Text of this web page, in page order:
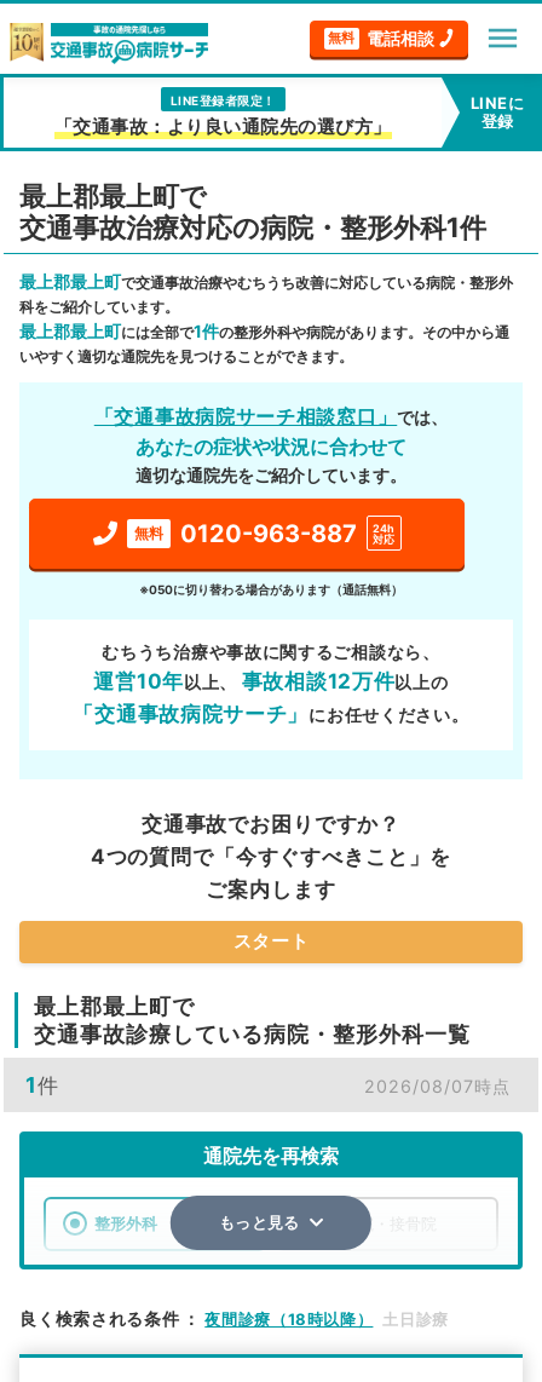
無料 電話相談 menu
LINE登録者限定！
「交通事故：より良い通院先の選び方」
LINEに
登録
最上郡最上町で
交通事故治療対応の病院・整形外科1件
最上郡最上町で交通事故治療やむちうち改善に対応している病院・整形外
科をご紹介しています。
最上郡最上町には全部で1件の整形外科や病院があります。その中から通
いやすく適切な通院先を見つけることができます。
「交通事故病院サーチ相談窓口」では、
あなたの症状や状況に合わせて
適切な通院先をご紹介しています。
無料 0120-963-887
24h
対応
※050に切り替わる場合があります（通話無料）
むちうち治療や事故に関するご相談なら、
運営10年以上、 事故相談12万件以上の
「交通事故病院サーチ」 にお任せください。
交通事故でお困りですか？
4つの質問で「今すぐすべきこと」を
ご案内します
スタート
最上郡最上町で
交通事故診療している病院・整形外科一覧
1件 2026/08/07時点
通院先を再検索
整形外科 整骨院・接骨院
検索する
もっと見る
良く検索される条件 ： 夜間診療（18時以降） 土日診療